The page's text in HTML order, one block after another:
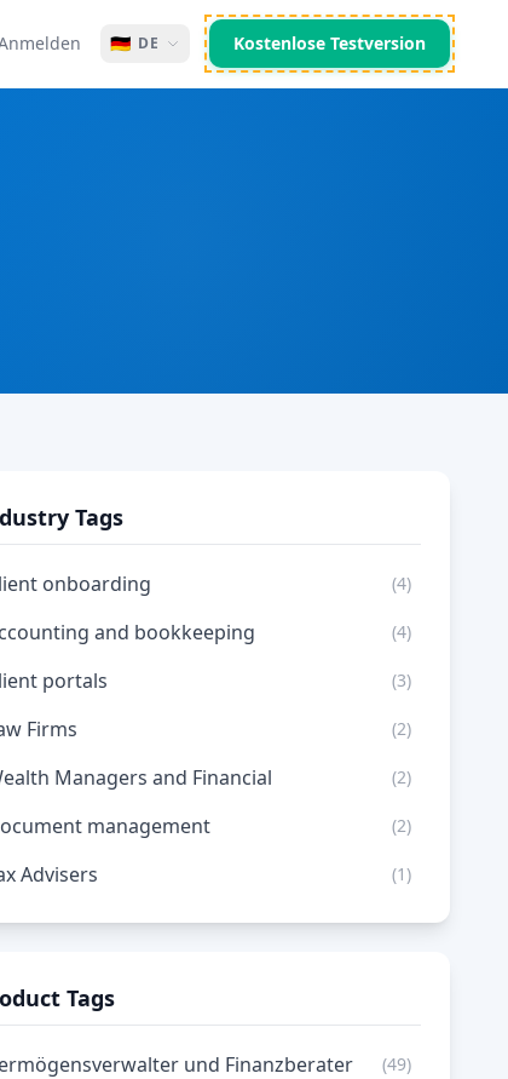
🇩🇪 DE Kostenlose Testversion
Tags
onboarding (4)
and bookkeeping (4)
portals (3)
Firms (2)
Managers and Financial (2)
management (2)
Advisers (1)
Tags
und Finanzberater (49)